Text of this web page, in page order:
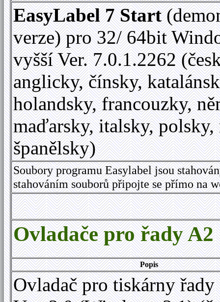
EasyLabel 7 Start
verze) pro 32/ 64bit
vyšší Ver. 7.0.1.2262
anglicky, čínsky,
holandsky, francouzky,
maďarsky, italsky, polsky,
španělsky)
Soubory programu Easylabel jsou
stahováním souborů připojte se přímo na
Ovladače pro řady
Popis
Ovladač pro tiskárny řady